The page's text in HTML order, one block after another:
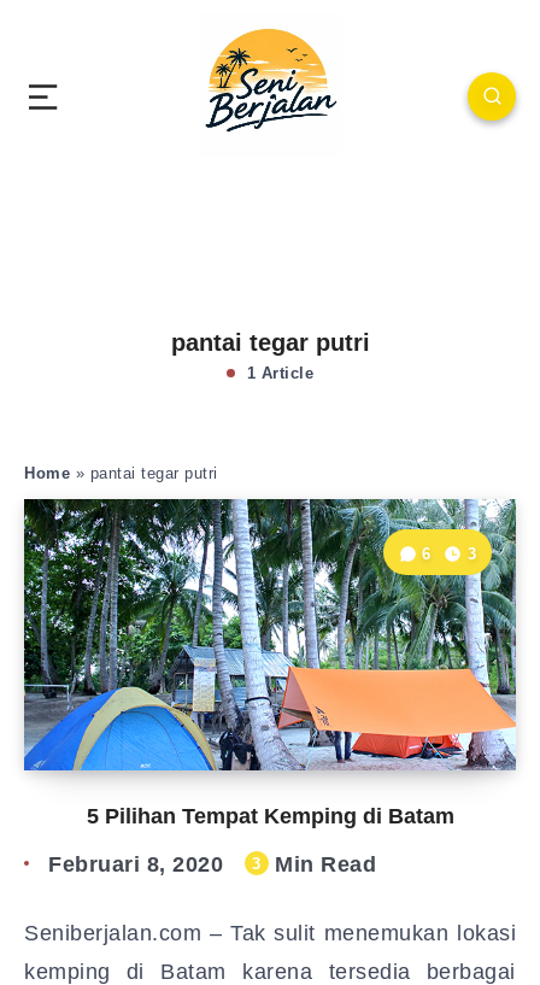
pantai tegar putri
1 Article
Home » pantai tegar putri
5 Pilihan Tempat Kemping di Batam
6 3
Februari 8, 2020 3 Min Read
Seniberjalan.com – Tak sulit menemukan lokasi
kemping di Batam karena tersedia berbagai